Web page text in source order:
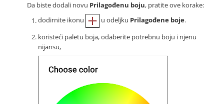
Da biste dodali novu Prilagođenu boju, pratite ove korake:
dodirnite ikonu
u odeljku Prilagođene boje.
koristeći paletu boja, odaberite potrebnu boju i njenu
nijansu,